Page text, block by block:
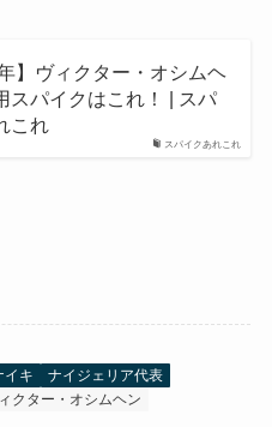
スパイクあれこれ
】ヴィクター・オシムヘ
スパイクはこれ！ | スパ
これ
イキ
ナイジェリア代表
クター・オシムヘン